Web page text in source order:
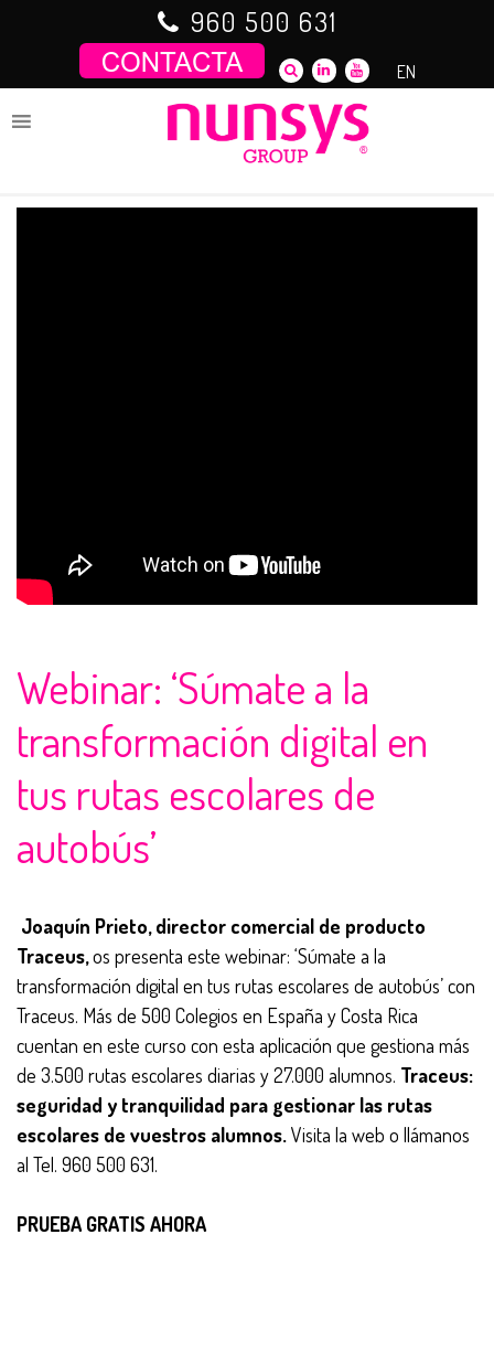
960 500 631
EN
Webinar: ‘Súmate a la
transformación digital en
tus rutas escolares de
autobús’
Joaquín Prieto, director comercial de producto
Traceus,os presenta este webinar: ‘Súmate a la
transformación digital en tus rutas escolares de autobús’ con
Traceus. Más de 500 Colegios en España y Costa Rica
cuentan en este curso con esta aplicación que gestiona más
de 3.500 rutas escolares diarias y 27.000 alumnos. Traceus:
seguridad y tranquilidad para gestionar las rutas
escolares de vuestros alumnos.Visita la web o llámanos
al Tel. 960 500 631.
PRUEBA GRATIS AHORA